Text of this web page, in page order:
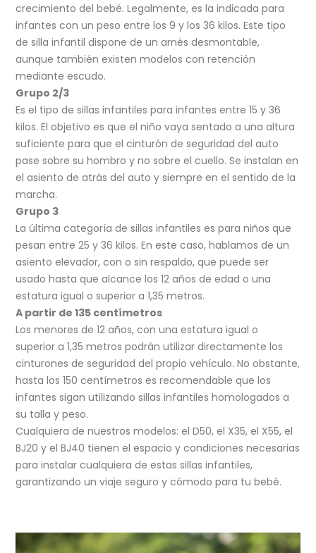
crecimiento del bebé. Legalmente, es la indicada para
infantes con un peso entre los 9 y los 36 kilos. Este tipo
de silla infantil dispone de un arnés desmontable,
aunque también existen modelos con retención
mediante escudo.
Grupo 2/3
Es el tipo de sillas infantiles para infantes entre 15 y 36
kilos. El objetivo es que el niño vaya sentado a una altura
suficiente para que el cinturón de seguridad del auto
pase sobre su hombro y no sobre el cuello. Se instalan en
el asiento de atrás del auto y siempre en el sentido de la
marcha.
Grupo 3
La última categoría de sillas infantiles es para niños que
pesan entre 25 y 36 kilos. En este caso, hablamos de un
asiento elevador, con o sin respaldo, que puede ser
usado hasta que alcance los 12 años de edad o una
estatura igual o superior a 1,35 metros.
A partir de 135 centímetros
Los menores de 12 años, con una estatura igual o
superior a 1,35 metros podrán utilizar directamente los
cinturones de seguridad del propio vehículo. No obstante,
hasta los 150 centímetros es recomendable que los
infantes sigan utilizando sillas infantiles homologados a
su talla y peso.
Cualquiera de nuestros modelos: el D50, el X35, el X55, el
BJ20 y el BJ40 tienen el espacio y condiciones necesarias
para instalar cualquiera de estas sillas infantiles,
garantizando un viaje seguro y cómodo para tu bebé.